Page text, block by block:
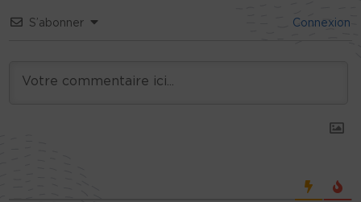
S’abonner Connexion